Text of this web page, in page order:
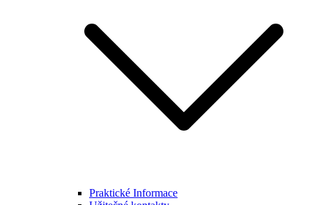
Praktické Informace